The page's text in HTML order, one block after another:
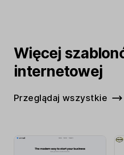
Więcej
internetowej
Przeglądaj wszystkie